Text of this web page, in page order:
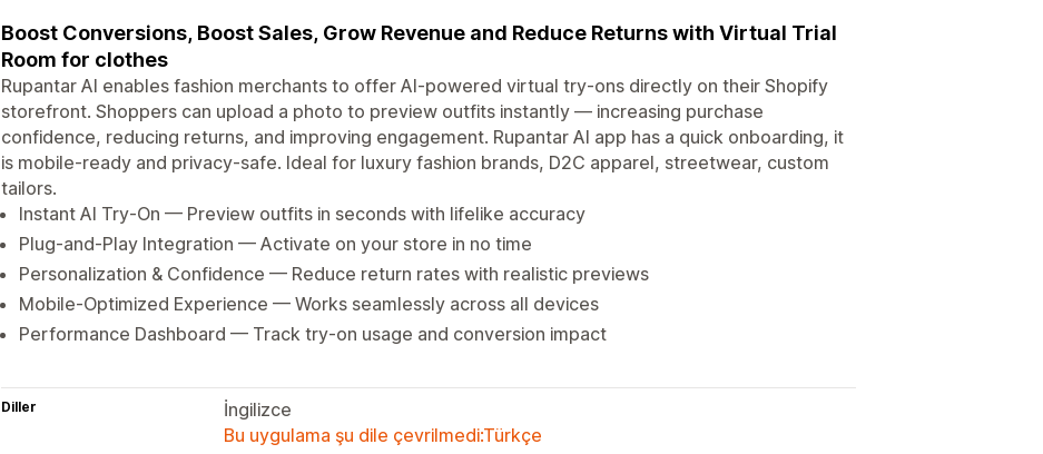
Boost Conversions, Boost Sales, Grow Revenue and Reduce Returns with Virtual Trial
Room for clothes
Rupantar AI enables fashion merchants to offer AI-powered virtual try-ons directly on their Shopify
storefront. Shoppers can upload a photo to preview outfits instantly — increasing purchase
confidence, reducing returns, and improving engagement. Rupantar AI app has a quick onboarding, it
is mobile-ready and privacy-safe. Ideal for luxury fashion brands, D2C apparel, streetwear, custom
tailors.
Instant AI Try-On — Preview outfits in seconds with lifelike accuracy
Plug-and-Play Integration — Activate on your store in no time
Personalization & Confidence — Reduce return rates with realistic previews
Mobile-Optimized Experience — Works seamlessly across all devices
Performance Dashboard — Track try-on usage and conversion impact
Diller
İngilizce
Bu uygulama şu dile çevrilmedi:Türkçe